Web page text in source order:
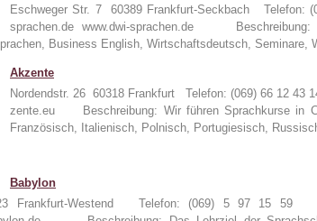
Eschweger Str. 7 60389 Frankfurt-Seckbach Telefon:
sprachen.de www.dwi-sprachen.de Beschreibung:
Business English, Wirtschaftsdeutsch, Seminare,
Akzente
Nordendstr. 26 60318 Frankfurt Telefon: (069) 66 12
zente.eu Beschreibung: Wir führen Sprachkurse in
Französisch, Italienisch, Polnisch, Portugiesisch,
Babylon
Frankfurt-Westend Telefon: (069) 5 97 15 59